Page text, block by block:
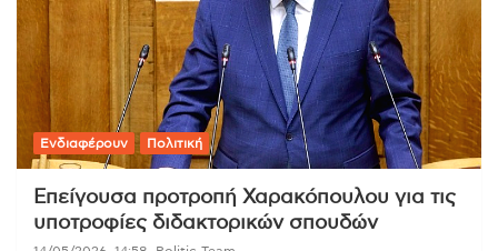
Ενδιαφέρουν Πολιτική
Επείγουσα προτροπή Χαρακόπουλου για τις
υποτροφίες διδακτορικών σπουδών